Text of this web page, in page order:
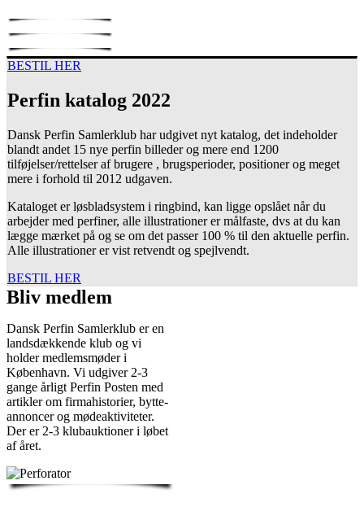
BESTIL HER
Perfin katalog 2022
Dansk Perfin Samlerklub har udgivet nyt katalog, det indeholder
blandt andet 15 nye perfin billeder og mere end 1200
tilføjelser/rettelser af brugere , brugsperioder, positioner og meget
mere i forhold til 2012 udgaven.
Kataloget er løsbladsystem i ringbind, kan ligge opslået når du
arbejder med perfiner, alle illustrationer er målfaste, dvs at du kan
lægge mærket på og se om det passer 100 % til den aktuelle perfin.
Alle illustrationer er vist retvendt og spejlvendt.
BESTIL HER
Bliv medlem
Dansk Perfin Samlerklub er en
landsdækkende klub og vi
holder medlemsmøder i
København. Vi udgiver 2-3
gange årligt Perfin Posten med
artikler om firmahistorier, bytte-
annoncer og mødeaktiviteter.
Der er 2-3 klubauktioner i løbet
af året.